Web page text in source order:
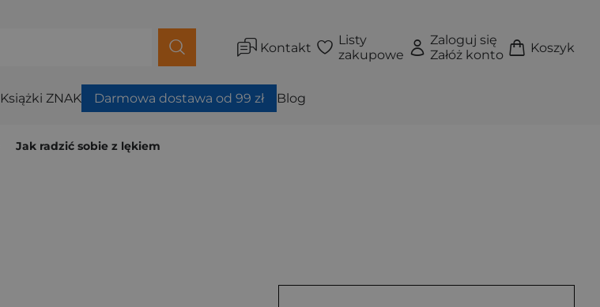
Kontakt
Listy
zakupowe
Zaloguj się
Załóż konto
Koszyk
Książki ZNAK Darmowa dostawa od 99 zł Blog
Jak radzić sobie z lękiem